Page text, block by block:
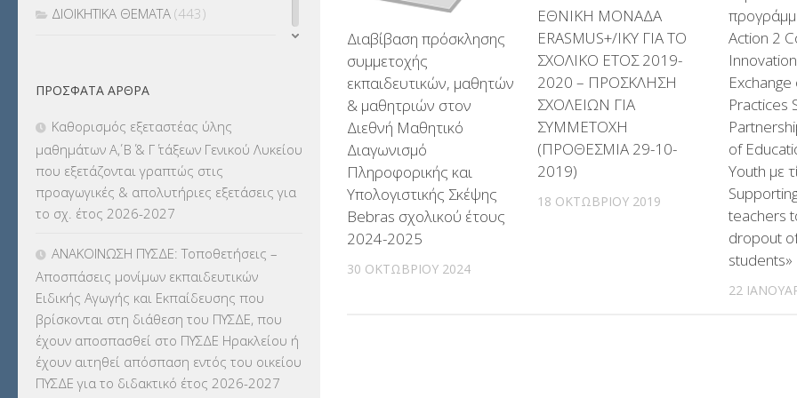
Διαβίβαση πρόσκλησης
συμμετοχής
εκπαιδευτικών, μαθητών
& μαθητριών στον
Διεθνή Μαθητικό
Διαγωνισμό
Πληροφορικής και
Υπολογιστικής Σκέψης
Bebras σχολικού έτους
2024-2025
30 ΟΚΤΩΒΡΊΟΥ 2024
ΕΘΝΙΚΗ ΜΟΝΑΔΑ
ΕRΑSΜUS+/ΙΚΥ ΓΙΑ ΤΟ
ΣΧΟΛΙΚΟ ΕΤΟΣ 2019-
2020 – ΠΡΟΣΚΛΗΣΗ
ΣΧΟΛΕΙΩΝ ΓΙΑ
ΣΥΜΜΕΤΟΧΗ
(ΠΡΟΘΕΣΜΙΑ 29-10-
2019)
18 ΟΚΤΩΒΡΊΟΥ 2019
Action 2
Practices
of
Youth με
teachers
dropout
students»
22
ΔΙΟΙΚΗΤΙΚΑ ΘΕΜΑΤΑ (443)
ΕΚΔΡΟΜΕΣ(7.354)
ΕΚΠΑΙΔΕΥΤΙΚΑ ΘΕΜΑΤΑ (2.823)
ΕΠΑΛ(366)
ΕΠΙΜΟΡΦΩΣΗ Τ.Π.Ε.
ΕΥΡΩΠΑΪΚΑ ΠΡΟΓΡΑΜΜΑΤΑ(230)
ΚΕΣΥ(60)
ΚΕΣΥΠ (109)
ΚΠγ – ΚΡΑΤΙΚΟ ΠΙΣΤΟΠΟΙΗΤΙΚΟ
ΠΡΌΣΦΑΤΑ ΆΡΘΡΑ
Καθορισμός εξεταστέας ύλης
μαθημάτων Α΄, Β΄ & Γ΄ τάξεων Γενικού Λυκείου
που εξετάζονται γραπτώς στις
προαγωγικές & απολυτήριες εξετάσεις για
το σχ. έτος 2026-2027
ΑΝΑΚΟΙΝΩΣΗ ΠΥΣΔΕ: Τοποθετήσεις –
Αποσπάσεις μονίμων εκπαιδευτικών
Ειδικής Αγωγής και Εκπαίδευσης που
βρίσκονται στη διάθεση του ΠΥΣΔΕ, που
έχουν αποσπασθεί στο ΠΥΣΔΕ Ηρακλείου ή
έχουν αιτηθεί απόσπαση εντός του οικείου
ΠΥΣΔΕ για το διδακτικό έτος 2026-2027